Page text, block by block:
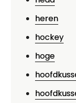
heren
hockey
hoge